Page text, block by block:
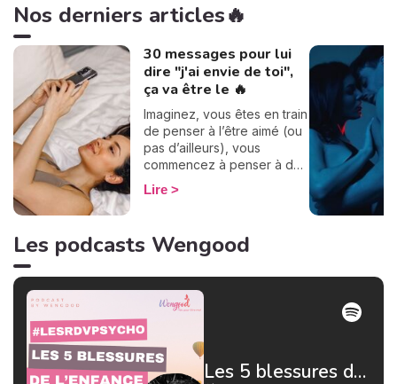
Nos derniers articles🔥
30 messages pour lui
dire "j'ai envie de toi",
ça va être le 🔥
Imaginez, vous êtes en train
de penser à l’être aimé (ou
pas d’ailleurs), vous
commencez à penser à des
choses qui dérapent et une
tension s’installe dans votre
message peut-on envoyer
directement ? Je ne suis
pas experte en sexe, mais
j’ai quand même de bonnes
idées quand il s’agit de faire
des sextos… Alors voici 30
Lire
Les podcasts Wengood
Les 5 blessures de l'enfance : le rejet par Jean Doridot Docteur en psychologie